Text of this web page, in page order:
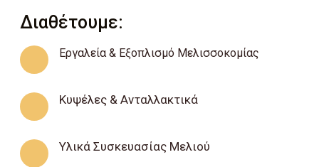
Διαθέτουμε:
Εργαλεία & Εξοπλισμό Μελισσοκομίας
Κυψέλες & Ανταλλακτικά
Υλικά Συσκευασίας Μελιού